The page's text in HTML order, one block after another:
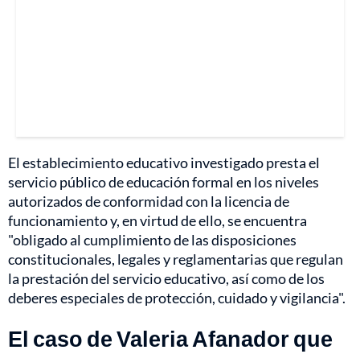
El establecimiento educativo investigado presta el
servicio público de educación formal en los niveles
autorizados de conformidad con la licencia de
funcionamiento y, en virtud de ello, se encuentra
"obligado al cumplimiento de las disposiciones
constitucionales, legales y reglamentarias que regulan
la prestación del servicio educativo, así como de los
deberes especiales de protección, cuidado y vigilancia".
El caso de Valeria Afanador que